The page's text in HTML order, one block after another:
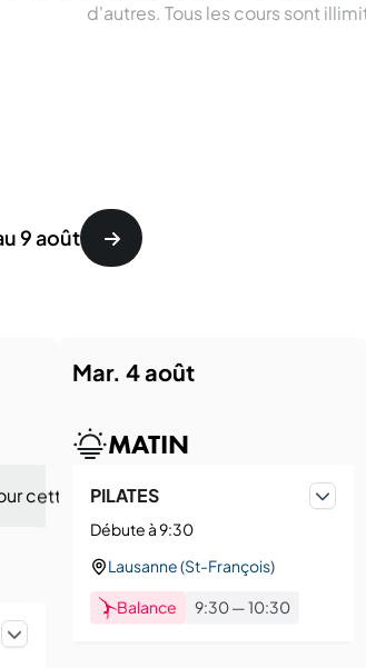
d'autres. Tous les cours sont
9 août
cette période aujourd'hui.
mar. 4 août
MATIN
PILATES
Débute à 9:30
Lausanne (St-François)
Balance 9:30—10:30